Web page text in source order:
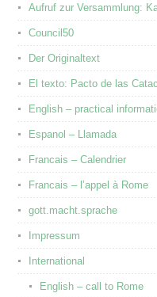
Aufruf zur Versammlung:
Council50
Der Originaltext
El texto: Pacto de las
English – practical
Espanol – Llamada
Francais – Calendrier
Francais – l’appel à Rome
gott.macht.sprache
Impressum
International
English – call to Rome